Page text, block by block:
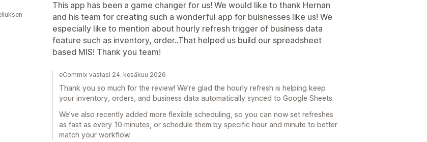
This app has been a game changer for us! We would like to thank Hernan
and his team for creating such a wonderful app for buisnesses like us! We
especially like to mention about hourly refresh trigger of business data
feature such as inventory, order..That helped us build our spreadsheet
based MIS! Thank you team!
eCommix vastasi 24. kesäkuu 2026
Thank you so much for the review! We’re glad the hourly refresh is helping keep
your inventory, orders, and business data automatically synced to Google Sheets.
We’ve also recently added more flexible scheduling, so you can now set refreshes
as fast as every 10 minutes, or schedule them by specific hour and minute to better
match your workflow.